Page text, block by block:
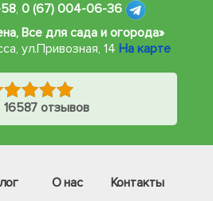
, 0 (67) 004-06-36
Все для сада и огорода»
, ул.Привозная, 14 На карте
16587 отзывов
О нас
Контакты